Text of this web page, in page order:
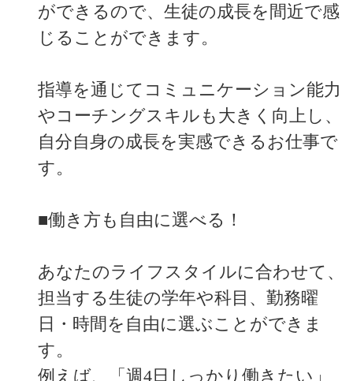
ができるので、生徒の成長を間近で感
じることができます。
指導を通じてコミュニケーション能力
やコーチングスキルも大きく向上し、
自分自身の成長を実感できるお仕事で
す。
■働き方も自由に選べる！
あなたのライフスタイルに合わせて、
担当する生徒の学年や科目、勤務曜
日・時間を自由に選ぶことができま
す。
例えば、「週4日しっかり働きたい」